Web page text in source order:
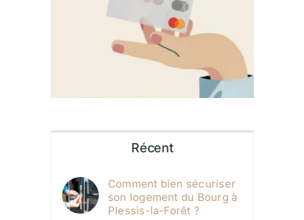
Récent
Comment bien sécuriser
son logement du Bourg à
Plessis-la-Forêt ?